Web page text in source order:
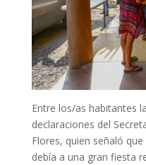
Entre los/as habitantes
declaraciones del
Flores, quien señaló
debía a una gran fiesta